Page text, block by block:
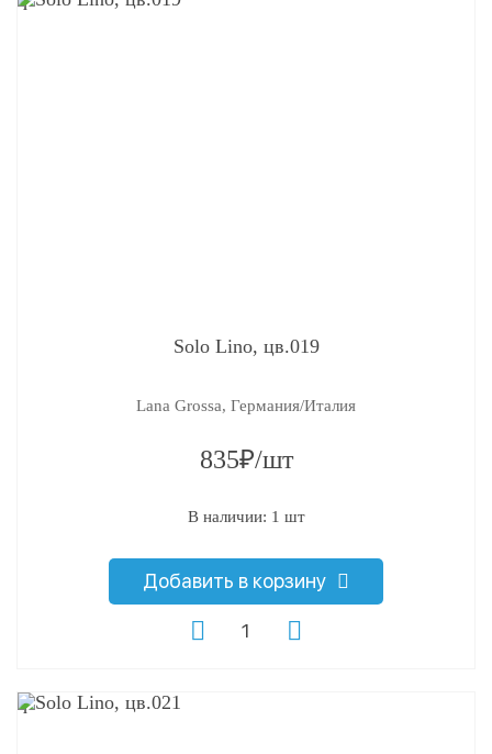
Solo Lino, цв.019
Lana Grossa, Германия/Италия
835₽/шт
В наличии: 1 шт
Добавить в корзину
q